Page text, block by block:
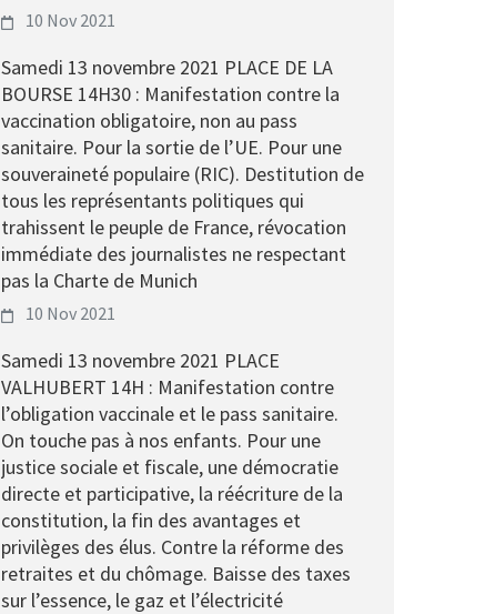
10 Nov 2021
Samedi 13 novembre 2021 PLACE DE LA
BOURSE 14H30 : Manifestation contre la
vaccination obligatoire, non au pass
sanitaire. Pour la sortie de l’UE. Pour une
souveraineté populaire (RIC). Destitution de
tous les représentants politiques qui
trahissent le peuple de France, révocation
immédiate des journalistes ne respectant
pas la Charte de Munich
10 Nov 2021
Samedi 13 novembre 2021 PLACE
VALHUBERT 14H : Manifestation contre
l’obligation vaccinale et le pass sanitaire.
On touche pas à nos enfants. Pour une
justice sociale et fiscale, une démocratie
directe et participative, la réécriture de la
constitution, la fin des avantages et
privilèges des élus. Contre la réforme des
retraites et du chômage. Baisse des taxes
sur l’essence, le gaz et l’électricité